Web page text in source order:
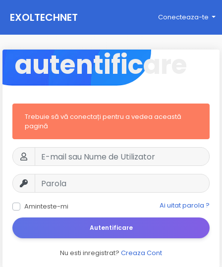
EXOLTECHNET Conecteaza-te
autentificare
Trebuie să vă conectați pentru a vedea această
pagină
Aminteste-mi Ai uitat parola ?
Autentificare
Nu esti inregistrat? Creaza Cont